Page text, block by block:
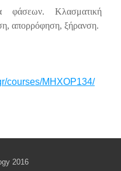
φάσεων. Κλασματική
απορρόφηση, ξήρανση.
courses/MHXOP134/
2016